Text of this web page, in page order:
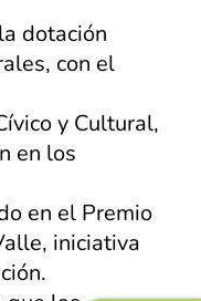
Pastoral
Estratégicos
de Desarrollo
dotación
con el
y Cultural,
en los
en el Premio
iniciativa